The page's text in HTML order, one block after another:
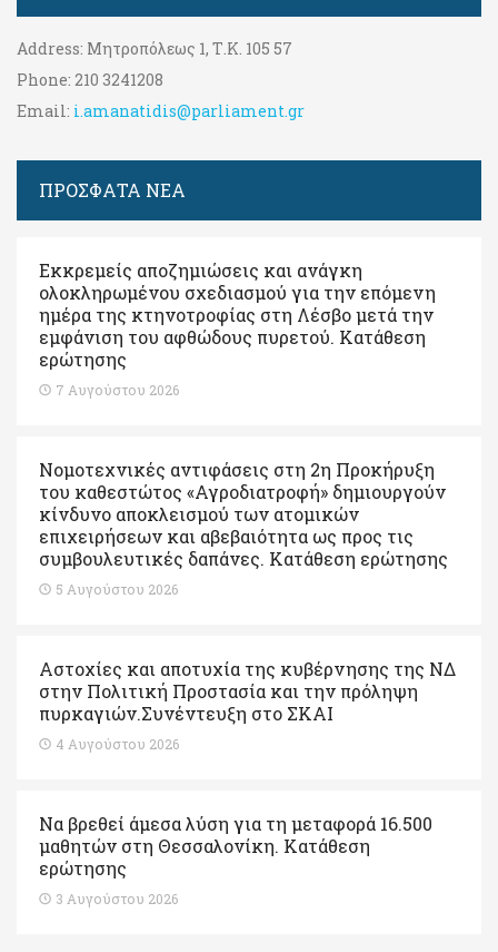
Address: Μητροπόλεως 1, Τ.Κ. 105 57
Phone: 210 3241208
Email: i.amanatidis@parliament.gr
ΠΡΟΣΦΑΤΑ ΝΕΑ
Εκκρεμείς αποζημιώσεις και ανάγκη
ολοκληρωμένου σχεδιασμού για την επόμενη
ημέρα της κτηνοτροφίας στη Λέσβο μετά την
εμφάνιση του αφθώδους πυρετού. Kατάθεση
ερώτησης
7 Αυγούστου 2026
Νομοτεχνικές αντιφάσεις στη 2η Προκήρυξη
του καθεστώτος «Αγροδιατροφή» δημιουργούν
κίνδυνο αποκλεισμού των ατομικών
επιχειρήσεων και αβεβαιότητα ως προς τις
συμβουλευτικές δαπάνες. Κατάθεση ερώτησης
5 Αυγούστου 2026
Αστοχίες και αποτυχία της κυβέρνησης της ΝΔ
στην Πολιτική Προστασία και την πρόληψη
πυρκαγιών.Συνέντευξη στο ΣΚΑΙ
4 Αυγούστου 2026
Να βρεθεί άμεσα λύση για τη μεταφορά 16.500
μαθητών στη Θεσσαλονίκη. Κατάθεση
ερώτησης
3 Αυγούστου 2026